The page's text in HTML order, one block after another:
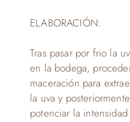
ELABORACIÓN:
Tras pasar por frio la
en la bodega,
maceración para
la uva y
potenciar la intensidad